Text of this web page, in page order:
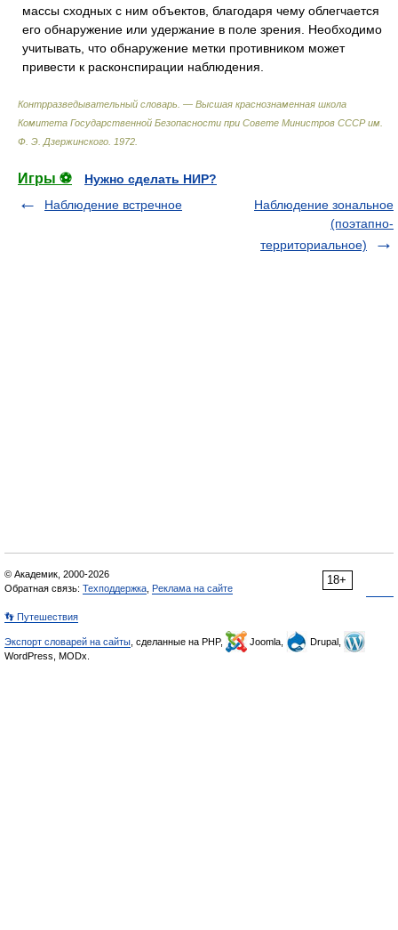
массы сходных с ним объектов, благодаря чему облегчается
его обнаружение или удержание в поле зрения. Необходимо
учитывать, что обнаружение метки противником может
привести к расконспирации наблюдения.
Контрразведывательный словарь. — Высшая краснознаменная школа
Комитета Государственной Безопасности при Совете Министров СССР им.
Ф. Э. Дзержинского 1972
Игры ⚽
Нужно сделать НИР?
Наблюдение встречное
Наблюдение зональное
(поэтапно-
территориальное)
18+
© Академик, 2000-2026
Обратная связь: Техподдержка Реклама на сайте
👣 Путешествия
Экспорт словарей на сайты , сделанные на PHP, Joomla,
Drupal,
WordPress, MODx.